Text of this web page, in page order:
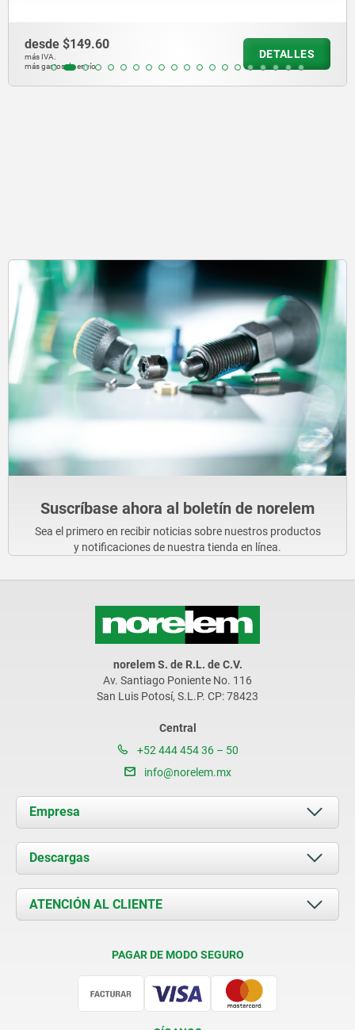
DETALLES
más gastos de envío
Suscríbase ahora al boletín de norelem
Sea el primero en recibir noticias sobre nuestros productos
y notificaciones de nuestra tienda en línea.
norelem S. de R.L. de C.V.
Av. Santiago Poniente No. 116
San Luis Potosí, S.L.P. CP: 78423
Central
+52 444 454 36 – 50
info@norelem.mx
Empresa
Acerca de nosotros
Novedades
Contacto
Descargas
Documents
ATENCIÓN AL CLIENTE
PAGAR DE MODO SEGURO